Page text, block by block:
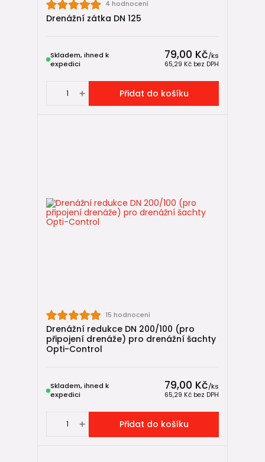
4 hodnocení
Drenážní zátka DN 125
79,00 Kč/ks
65,29 Kč bez DPH
Skladem, ihned k
expedici
Přidat do košíku
15 hodnocení
Drenážní redukce DN 200/100 (pro
připojení drenáže) pro drenážní šachty
Opti-Control
79,00 Kč/ks
65,29 Kč bez DPH
Skladem, ihned k
expedici
Přidat do košíku